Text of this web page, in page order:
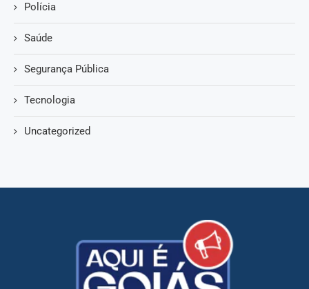
Polícia
Saúde
Segurança Pública
Tecnologia
Uncategorized